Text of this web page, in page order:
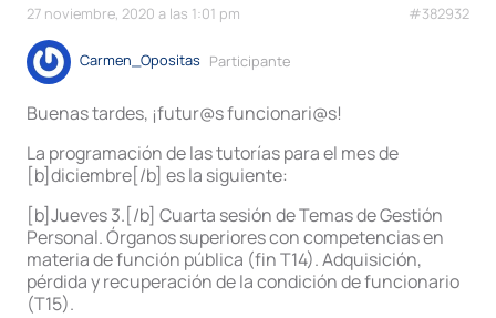
27 noviembre, 2020 a las 1:01 pm #382932
Carmen_Opositas Participante
Buenas tardes, ¡futur@s funcionari@s!
La programación de las tutorías para el mes de
[b]diciembre[/b] es la siguiente:
[b]Jueves 3.[/b] Cuarta sesión de Temas de Gestión
Personal. Órganos superiores con competencias en
materia de función pública (fin T14). Adquisición,
pérdida y recuperación de la condición de funcionario
(T15).